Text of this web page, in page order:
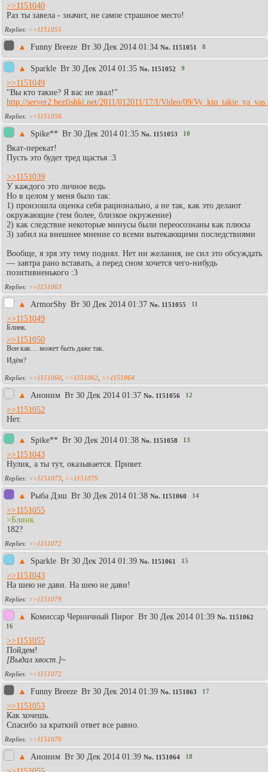
>>1151040
Раз ты завела - значит, не самое страшное место!
>>1151055
▲ Funny Breeze Вт 30 Дек 2014 01:34 No. 1151051 8
▲ Sparkle Вт 30 Дек 2014 01:35 No. 1151052 9
>>1151049
"Вы кто такие? Я вас не звал!"
http://server2.bezfishki.net/2011/012011/17/I/Video/09/
>>1151056
▲ Spike** Вт 30 Дек 2014 01:35 No. 1151053 10
Вкат-перекат!
Пусть это будет тред щастья :3
>>1151039
У каждого это личное ведь.
Но в целом у меня было так:
1) произошла оценка себя рационально, а не так, как это делают
окружающие (тем более, близкое окружение)
2) как следствие некоторые минусы были переосознаны как плюсы
3) забил на внешнее мнение со всеми вытекающими последствиями
Вообще, я зря эту тему поднял. Нет ни желания, не сил это обсуждать
— завтра рано вставать, а перед сном хочется чего-нибудь
позитивненького :3
>>1151063
▲ АrmorShy Вт 30 Дек 2014 01:37 No. 1151055 11
>>1151049
Блинк.
>>1151050
Вон как… может быть даже так.
Идём?
>>1151060 >>1151062 >>1151064
▲ Аноним Вт 30 Дек 2014 01:37 No. 1151056 12
>>1151052
Нет.
▲ Spike** Вт 30 Дек 2014 01:38 No. 1151058 13
>>1151043
Нулик, а ты тут, оказывается. Привет.
>>1151073 >>1151079
▲ Рыба Дэш Вт 30 Дек 2014 01:38 No. 1151060 14
>>1151055
>Блинк.
182?
>>1151072
▲ Sparkle Вт 30 Дек 2014 01:39 No. 1151061 15
>>1151043
На шею не дави. На шею не дави!
>>1151079
▲ Комиссар Черничный Пирог Вт 30 Дек 2014 01:39 No. 1151062
16
>>1151055
Пойдем!
[Выдал хвост.]~
>>1151072
▲ Funny Breeze Вт 30 Дек 2014 01:39 No. 1151063 17
>>1151053
Как хочешь.
Спасибо за краткий ответ все равно.
>>1151070
▲ Аноним Вт 30 Дек 2014 01:39 No. 1151064 18